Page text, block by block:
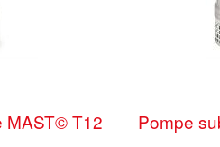
MAST© T12 Pompe